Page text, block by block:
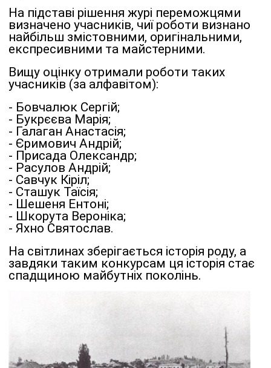
На підставі рішення журі переможцями
визначено учасників, чиї роботи визнано
найбільш змістовними, оригінальними,
експресивними та майстерними.
Вищу оцінку отримали роботи таких
учасників (за алфавітом):
- Бовчалюк Сергій;
- Букрєєва Марія;
- Галаган Анастасія;
- Єримович Андрій;
- Присада Олександр;
- Расулов Андрій;
- Савчук Кіріл;
- Сташук Таїсія;
- Шешеня Ентоні;
- Шкорута Вероніка;
- Яхно Святослав.
На світлинах зберігається історія роду, а
завдяки таким конкурсам ця історія стає
спадщиною майбутніх поколінь.